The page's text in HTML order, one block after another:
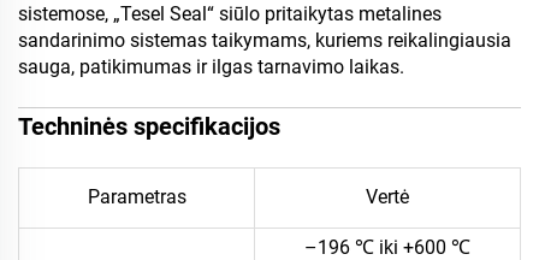
sistemose, „Tesel Seal“ siūlo pritaikytas metalines
sandarinimo sistemas taikymams, kuriems reikalingiausia
sauga, patikimumas ir ilgas tarnavimo laikas.
Techninės specifikacijos
Parametras Vertė
–196 ℃ iki +600 ℃